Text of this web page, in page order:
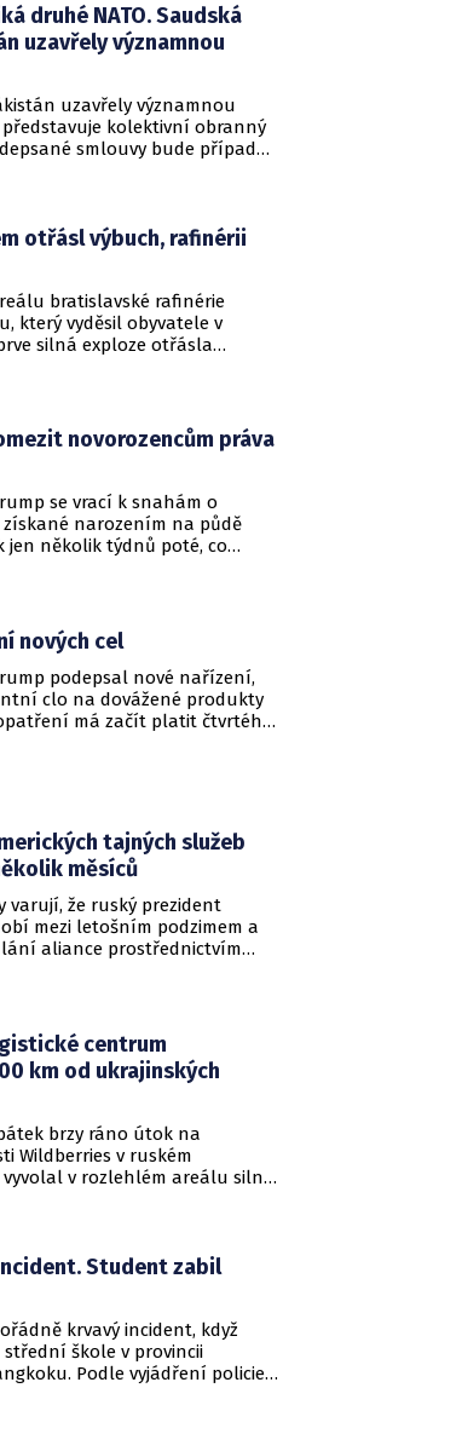
druhé NATO. Saudská
uzavřely významnou
uzavřely významnou
kolektivní obranný
smlouvy bude případný
otřásl výbuch, rafinérii
bratislavské rafinérie
který vyděsil obyvatele v
silná exploze otřásla
novorozencům práva
se vrací k snahám o
narozením na půdě
jen několik týdnů poté, co
nových cel
podepsal nové nařízení,
clo na dovážené produkty
má začít platit čtvrtého
tajných služeb
měsíců
varují, že ruský prezident
mezi letošním podzimem a
aliance prostřednictvím
čelí rostoucímu tlaku kvůli
škody, které ukrajinské
totiž Kreml zahnaly do
centrum
km od ukrajinských
brzy ráno útok na
Wildberries v ruském
v rozlehlém areálu silný
operace.Student zabil
krvavý incident, když
škole v provincii
Podle vyjádření policie